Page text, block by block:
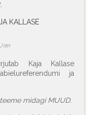
KALLASE
Kaja Kallase
ja
midagi MUUD.